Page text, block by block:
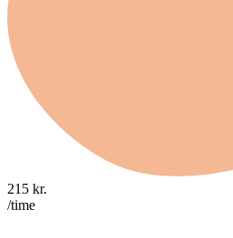
215 kr.
/time